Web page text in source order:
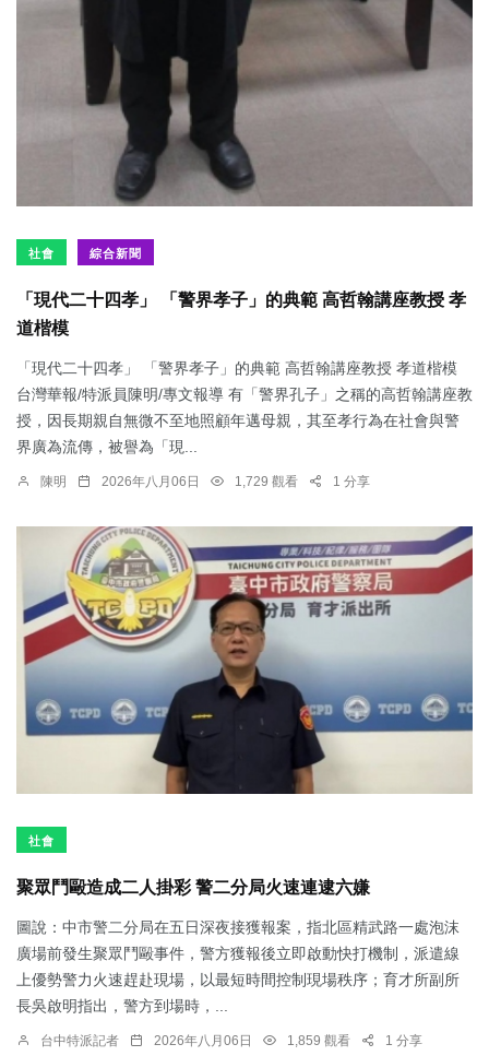
社會 綜合新聞
「現代二十四孝」 「警界孝子」的典範 高哲翰講座教授 孝
道楷模
「現代二十四孝」 「警界孝子」的典範 高哲翰講座教授 孝道楷模
台灣華報/特派員陳明/專文報導 有「警界孔子」之稱的高哲翰講座教
授，因長期親自無微不至地照顧年邁母親，其至孝行為在社會與警
界廣為流傳，被譽為「現...
陳明 2026年八月06日 1,729 觀看 1 分享
社會
聚眾鬥毆造成二人掛彩 警二分局火速連逮六嫌
圖說：中市警二分局在五日深夜接獲報案，指北區精武路一處泡沫
廣場前發生聚眾鬥毆事件，警方獲報後立即啟動快打機制，派遣線
上優勢警力火速趕赴現場，以最短時間控制現場秩序；育才所副所
長吳啟明指出，警方到場時，...
台中特派記者 2026年八月06日 1,859 觀看 1 分享